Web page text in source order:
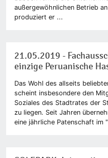
außergewöhnlichen Betrieb
produziert er ...
21.05.2019 -
einzige Peruanische
Das Wohl des allseits
scheint insbesondere den
Soziales des Stadtrates der
zu liegen. Seit Jahren
eine jährliche Patenschaft im